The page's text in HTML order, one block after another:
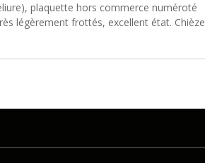
plaquette hors commerce numéroté
légèrement frottés, excellent état. Chièze